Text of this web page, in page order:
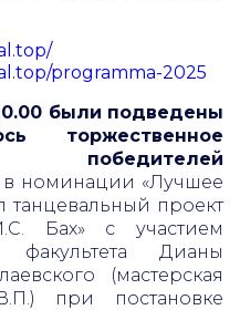
programma-2025
были подведены
торжественное
номинации «Лучшее
танцевальный проект
Бах» с участием
факультета Дианы
(мастерская
при постановке